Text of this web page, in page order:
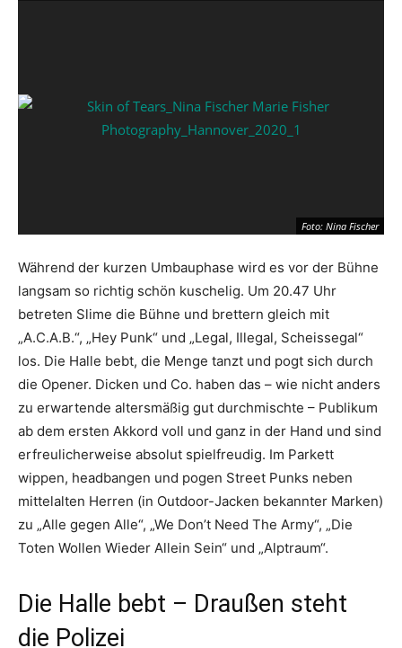
Foto: Nina Fischer
Während der kurzen Umbauphase wird es vor der Bühne
langsam so richtig schön kuschelig. Um 20.47 Uhr
betreten Slime die Bühne und brettern gleich mit
„A.C.A.B.“, „Hey Punk“ und „Legal, Illegal, Scheissegal“
los. Die Halle bebt, die Menge tanzt und pogt sich durch
die Opener. Dicken und Co. haben das – wie nicht anders
zu erwartende altersmäßig gut durchmischte – Publikum
ab dem ersten Akkord voll und ganz in der Hand und sind
erfreulicherweise absolut spielfreudig. Im Parkett
wippen, headbangen und pogen Street Punks neben
mittelalten Herren (in Outdoor-Jacken bekannter Marken)
zu „Alle gegen Alle“, „We Don’t Need The Army“, „Die
Toten Wollen Wieder Allein Sein“ und „Alptraum“.
Die Halle bebt – Draußen steht
die Polizei